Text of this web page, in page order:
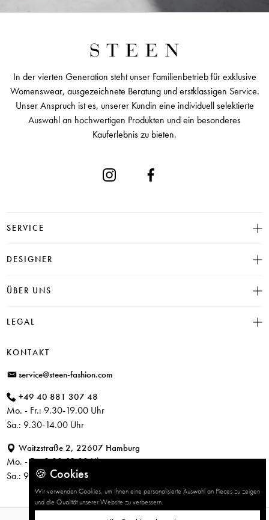
In der vierten Generation steht unser Familienbetrieb für exklusive
Womenswear, ausgezeichnete Beratung und erstklassigen Service.
Unser Anspruch ist es, unserer Kundin eine individuell selektierte
Auswahl an hochwertigen Produkten und ein besonderes
Kauferlebnis zu bieten.
SERVICE
Größentabelle
Häufige Fragen
Rücksendung
DESIGNER
INSIEME
JUVIA
CANDICE COOPER
+ Mehr Designer
ÜBER UNS
Historie
LEGAL
Impressum
KONTAKT
service@steen-fashion.com
+49 40 881 307 48
Mo. - Fr.: 9.30-19.00 Uhr
Sa.: 9.30-14.00 Uhr
Waitzstraße 2, 22607 Hamburg
Mo. - Fr.: 9.30-19.00 Uhr
Sa.: 9.30-14.00 Uhr
🍪 Cookies
Wir verwenden Cookies, um Ihnen eine personalisierte Auswahl an Pieces zu zeigen
und die Qualität unserer Website zu verbessern.